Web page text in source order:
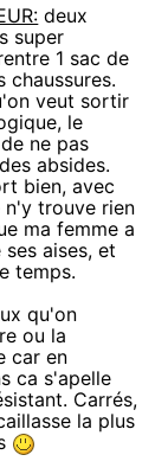
deux
super
1 sac de
chaussures.
veut sortir
le
ne pas
absides.
bien, avec
n'y trouve rien
ma femme a
aises, et
temps.
qu'on
ou la
car en
ca s'apelle
Carrés,
la plus